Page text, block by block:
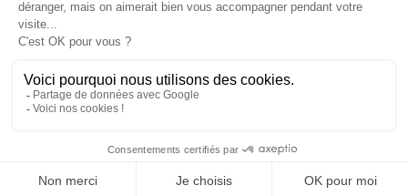
MON COMPTE
Binhas © 2026 – Tous droits réservés
Conception et réalisation :
Politique de confidentialité